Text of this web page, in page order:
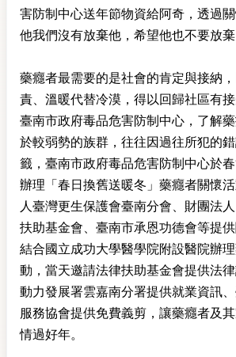
害防制中心送年節物資給阿奇，透過
他我們沒有放棄他，希望他也不要放棄
藥癮者最需要的是社會的肯定與接納
責、溫暖代替冷漠，得以回歸社區有接
臺南市政府毒品危害防制中心，了解
於較弱勢的族群，往往因過往所犯的
籤，臺南市政府毒品危害防制中心於
辦理「春日換舊送暖冬」藥癮者關懷
人臺灣更生保護會臺南分會、財團法
扶助基金會、臺南市承恩功德會等提
結合國立成功大學醫學院附設醫院辦
動，當天邀請法律扶助基金會提供法
動力發展署雲嘉南分署提供就業資訊
服務協會提供免費義剪，讓藥癮者及
情過好年。